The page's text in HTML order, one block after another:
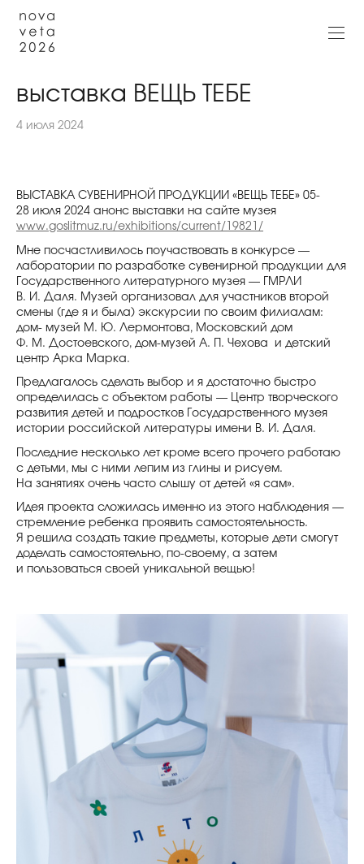
выставка ВЕЩЬ ТЕБЕ
4 июля 2024
ВЫСТАВКА СУВЕНИРНОЙ ПРОДУКЦИИ «ВЕЩЬ ТЕБЕ» 05-
28 июля 2024 анонс выставки на сайте музея
www.goslitmuz.ru/exhibitions/current/19821/
Мне посчастливилось поучаствовать в конкурсе —
лаборатории по разработке сувенирной продукции для
Государственного литературного музея — ГМРЛИ
В. И. Даля. Музей организовал для участников второй
смены (где я и была) экскурсии по своим филиалам:
дом- музей М. Ю. Лермонтова, Московский дом
Ф. М. Достоевского, дом-музей А. П. Чехова и детский
центр Арка Марка.
Предлагалось сделать выбор и я достаточно быстро
определилась с объектом работы — Центр творческого
развития детей и подростков Государственного музея
истории российской литературы имени В. И. Даля.
Последние несколько лет кроме всего прочего работаю
с детьми, мы с ними лепим из глины и рисуем.
На занятиях очень часто слышу от детей «я сам».
Идея проекта сложилась именно из этого наблюдения —
стремление ребенка проявить самостоятельность.
Я решила создать такие предметы, которые дети смогут
доделать самостоятельно, по-своему, а затем
и пользоваться своей уникальной вещью!